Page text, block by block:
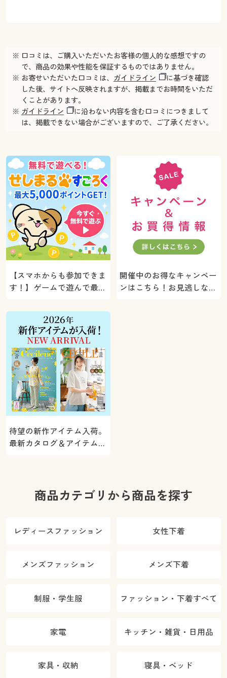
※ 口コミは、ご購入いただいたお客様の個人的な感想ですの
で、商品の効果や性能を保証するものではありません。
※ お寄せいただいた口コミは、
ガイドライン
に基づき確認
した後、サイトへ反映されますが、掲載までお時間をいただ
くことがあります。
※ ガイドライン
に沿わない内容を含む口コミにつきまして
は、掲載できない場合がございますので、ご了承ください。
【スマホからも参加できま
す！】ゲームで遊んで最大
ト！
開催中のお得なキャンペー
ンはこちら！お見逃しな
待望の新作アイテム入荷。
最新カタログ＆アイテムを
商品カテゴリから商品を探す
レディースファッション 女性下着
メンズファッション メンズ下着
制服・学生服 ファッション・下着すべて
家電 キッチン・雑貨・日用品
家具・収納 寝具・ベッド